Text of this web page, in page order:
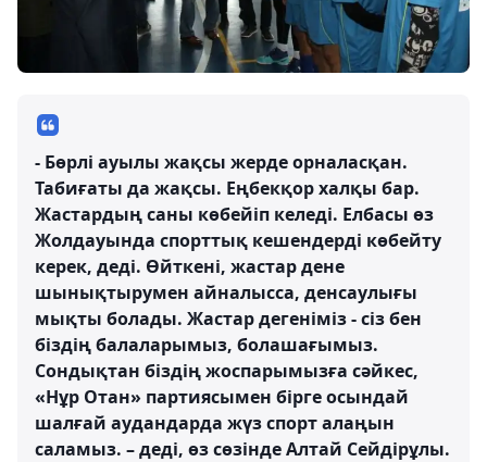
- Бөрлі ауылы жақсы жерде орналасқан.
Табиғаты да жақсы. Еңбекқор халқы бар.
Жастардың саны көбейіп келеді. Елбасы өз
Жолдауында спорттық кешендерді көбейту
керек, деді. Өйткені, жастар дене
шынықтырумен айналысса, денсаулығы
мықты болады. Жастар дегеніміз - сіз бен
біздің балаларымыз, болашағымыз.
Сондықтан біздің жоспарымызға сәйкес,
«Нұр Отан» партиясымен бірге осындай
шалғай аудандарда жүз спорт алаңын
саламыз. – деді, өз сөзінде Алтай Сейдірұлы.